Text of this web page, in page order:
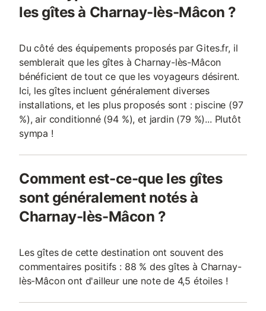
les gîtes à Charnay-lès-Mâcon ?
Du côté des équipements proposés par Gites.fr, il
semblerait que les gîtes à Charnay-lès-Mâcon
bénéficient de tout ce que les voyageurs désirent.
Ici, les gîtes incluent généralement diverses
installations, et les plus proposés sont : piscine (97
%), air conditionné (94 %), et jardin (79 %)... Plutôt
sympa !
Comment est-ce-que les gîtes
sont généralement notés à
Charnay-lès-Mâcon ?
Les gîtes de cette destination ont souvent des
commentaires positifs : 88 % des gîtes à Charnay-
lès-Mâcon ont d'ailleur une note de 4,5 étoiles !